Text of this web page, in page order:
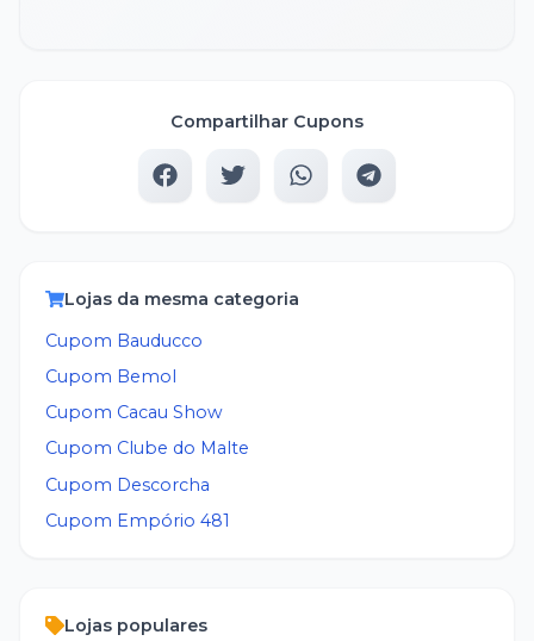
Compartilhar Cupons
Lojas da mesma categoria
Cupom Bauducco
Cupom Bemol
Cupom Cacau Show
Cupom Clube do Malte
Cupom Descorcha
Cupom Empório 481
Lojas populares